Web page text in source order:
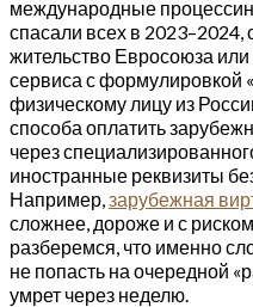
международные
спасали всех в 2023–2024,
жительство Евросоюза
сервиса с формулировкой
физическому лицу из
способа оплатить
через
иностранные реквизиты
Например,зарубежная
сложнее, дороже и с
разберемся, что именно
не попасть на очередной
умрет через неделю.